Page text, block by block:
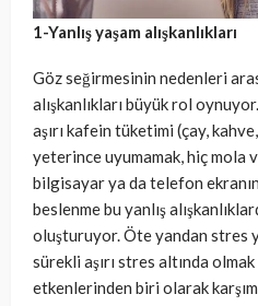
1-Yanlış yaşam alışkanlıkları
Göz seğirmesinin nedenleri
alışkanlıkları büyük rol
aşırı kafein tüketimi (çay,
yeterince uyumamak, hiç mola
bilgisayar ya da telefon
beslenme bu yanlış
oluşturuyor. Öte yandan stres
sürekli aşırı stres altında
etkenlerinden biri olarak